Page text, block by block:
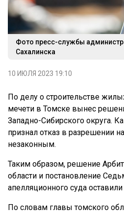
Фото пресс-службы
Сахалинска
10 ИЮЛЯ 2023 19:10
По делу о строительстве
мечети в Томске вынес
Западно-Сибирского округа.
признал отказ в разрешении
незаконным.
Таким образом, решение
области и постановление
апелляционного суда
По словам главы томского